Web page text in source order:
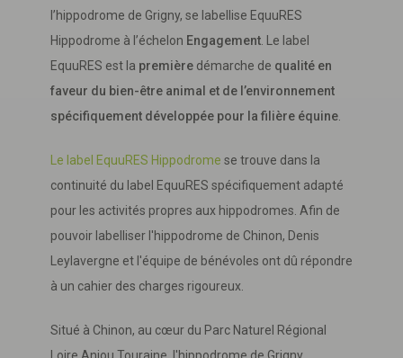
l’hippodrome de Grigny, se labellise EquuRES
Hippodrome à l’échelon Engagement . Le label
EquuRES est la première démarche de qualité en
faveur du bien-être animal et de l’environnement
spécifiquement développée pour la filière équine
Le label EquuRES Hippodrome se trouve dans la
continuité du label EquuRES spécifiquement adapté
pour les activités propres aux hippodromes. Afin de
pouvoir labelliser l'hippodrome de Chinon, Denis
Leylavergne et l'équipe de bénévoles ont dû répondre
à un cahier des charges rigoureux.
Situé à Chinon, au cœur du Parc Naturel Régional
Loire Anjou Touraine, l'hippodrome de Grigny